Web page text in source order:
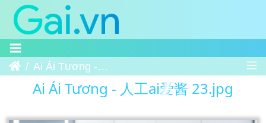
Trang chủAi Ái Tương - 人工ai爱酱 23
Ai Ái Tương - 人工ai爱酱 23.jpg